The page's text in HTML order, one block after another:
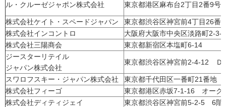
ル・クルーゼジャポン株式会社 東京都港区麻布台2丁目2番9号
株式会社ケイト・スペードジャパン
東京都渋谷区神宮前4丁目26番
株式会社インコントロ
大阪府大阪市中央区淡路町2-3-5
株式会社三陽商会
東京都新宿区本塩町6-14
ジースターリテイル
ジャパン株式会社
東京都渋谷区神宮前2-4-12 Ｄ
スワロフスキー・ジャパン株式会社
東京都千代田区一番町21番地
株式会社フィーゴ
東京都港区赤坂7-1-16 オーク
株式会社ディティジェイ
東京都渋谷区神宮前5-2-5 6階